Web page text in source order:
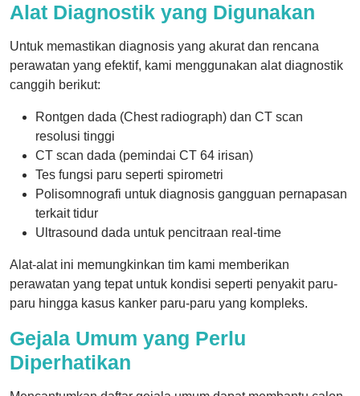
Alat Diagnostik yang Digunakan
Untuk memastikan diagnosis yang akurat dan rencana
perawatan yang efektif, kami menggunakan alat diagnostik
canggih berikut:
Rontgen dada (Chest radiograph) dan CT scan
resolusi tinggi
CT scan dada (pemindai CT 64 irisan)
Tes fungsi paru seperti spirometri
Polisomnografi untuk diagnosis gangguan pernapasan
terkait tidur
Ultrasound dada untuk pencitraan real-time
Alat-alat ini memungkinkan tim kami memberikan
perawatan yang tepat untuk kondisi seperti penyakit paru-
paru hingga kasus kanker paru-paru yang kompleks.
Gejala Umum yang Perlu
Diperhatikan